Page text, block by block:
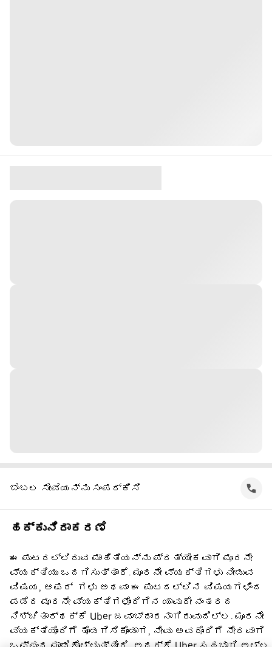
ಬೆಂಬಲ ಸೇವೆಯನ್ನು ಸಂಪರ್ಕಿಸಿ
ಹಕ್ಕುನಿರಾಕರಣೆ
ಈ ಪುಟದಲ್ಲಿರುವ ಮಾಹಿತಿಯನ್ನು ಪ್ರತ್ಯೇಕವಾಗಿ ಮೂರನೇ
ವ್ಯಕ್ತಿಯು ಒದಗಿಸುತ್ತಾರೆ. ಮೂರನೇ ವ್ಯಕ್ತಿಗಳು ನೀಡುವ
ವಿಷಯ, ಆಫರ್ ‌ ಗಳು ಅಥವಾ ಈ ಪುಟದಲ್ಲಿನ ವಿಷಯಗಳಿಂದ
ಪಡೆದ ಮೂರನೇ ವ್ಯಕ್ತಿಗಳೊಂದಿಗಿನ ಯಾವುದೇ ನಂತರದ
ನಿಶ್ಚಿತಾರ್ಥಕ್ಕೆ Uber ಜವಾಬ್ದಾರನಾಗಿರುವುದಿಲ್ಲ. ಮೂರನೇ
ವ್ಯಕ್ತಿಯೊಂದಿಗೆ ತೊಡಗಿಸಿಕೊಂಡಾಗ, ನೀವು ಅವರೊಂದಿಗೆ ನೇರವಾಗಿ